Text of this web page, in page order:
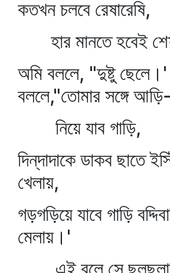
কতখন চলবে রেষারেষি,
হার মানতে হবেই
অমি বললে, "দুষ্টু ছেলে।'
বললে,"তোমার সঙ্গে
নিয়ে যাব গাড়ি,
দিন্‌দাদাকে ডাকব ছাতে
খেলায়,
গড়গড়িয়ে যাবে গাড়ি
মেলায়।'